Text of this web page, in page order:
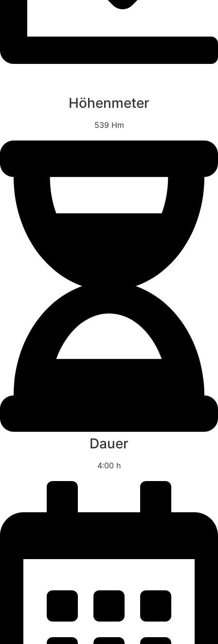
Höhenmeter
539 Hm
Dauer
4:00 h